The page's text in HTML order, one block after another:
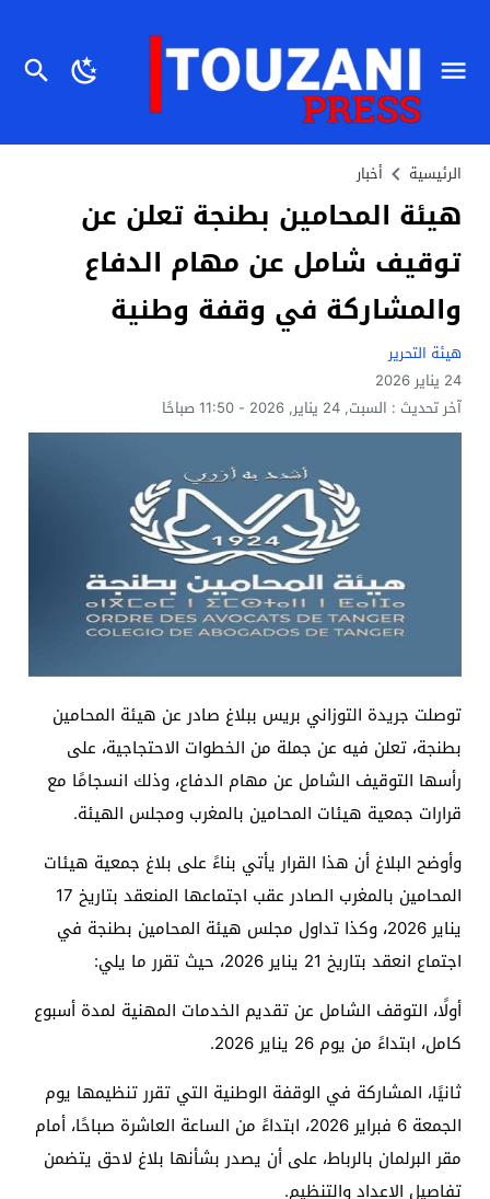
الرئيسية أخبار
هيئة المحامين بطنجة تعلن عن
توقيف شامل عن مهام الدفاع
والمشاركة في وقفة وطنية
هيئة التحرير
24 يناير 2026
آخر تحديث : السبت, 24 يناير, 2026 - 11:50 صباحًا
توصلت جريدة التوزاني بريس ببلاغ صادر عن هيئة المحامين
بطنجة، تعلن فيه عن جملة من الخطوات الاحتجاجية، على
رأسها التوقيف الشامل عن مهام الدفاع، وذلك انسجامًا مع
قرارات جمعية هيئات المحامين بالمغرب ومجلس الهيئة.
وأوضح البلاغ أن هذا القرار يأتي بناءً على بلاغ جمعية هيئات
المحامين بالمغرب الصادر عقب اجتماعها المنعقد بتاريخ 17
يناير 2026، وكذا تداول مجلس هيئة المحامين بطنجة في
اجتماع انعقد بتاريخ 21 يناير 2026، حيث تقرر ما يلي:
أولًا، التوقف الشامل عن تقديم الخدمات المهنية لمدة أسبوع
كامل، ابتداءً من يوم 26 يناير 2026.
ثانيًا، المشاركة في الوقفة الوطنية التي تقرر تنظيمها يوم
الجمعة 6 فبراير 2026، ابتداءً من الساعة العاشرة صباحًا، أمام
مقر البرلمان بالرباط، على أن يصدر بشأنها بلاغ لاحق يتضمن
تفاصيل الإعداد والتنظيم.